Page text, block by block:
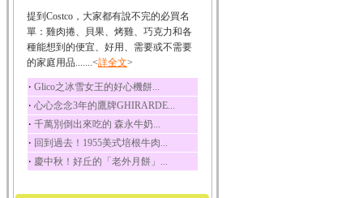
荔枝
荔枝性質溫和所含的營
養素有醣類、檸檬酸...
五味子
五味子性質溫熱所含營
養成分有揮發油、檸...
草魚
草魚含有維生素A、維生
素C、及豐富的蛋白...
提到Costco，大家都有說不完的必買名
單：雞肉捲、貝果、烤雞、巧克力和各
種能想到的便宜、好用、需要或不需要
的家庭用品.......<詳全文>
‧ Glico之冰雪女王的好心機餅...
‧ 心心念念3年的鷹牌GHIRARDE...
‧ 千萬別倒出來吃的 森永牛奶...
‧ 回到過去！1955美式培根牛肉...
‧ 慶中秋！好丘的「老外月餅」...